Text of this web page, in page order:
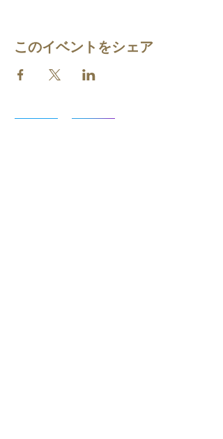
このイベントをシェア